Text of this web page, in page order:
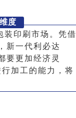
度
装印刷市场。凭借
新一代利必达
要更加经济灵
加工的能力，将